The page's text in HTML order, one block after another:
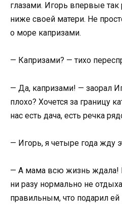
глазами. Игорь впервые
ниже своей матери. Не
о море капризами.
— Капризами? — тихо
— Да, капризами! — заорал
плохо? Хочется за границу
нас есть дача, есть речка
— Игорь, я четыре года жду
— А мама всю жизнь ждала!
ни разу нормально не
правильным, что подарил ей